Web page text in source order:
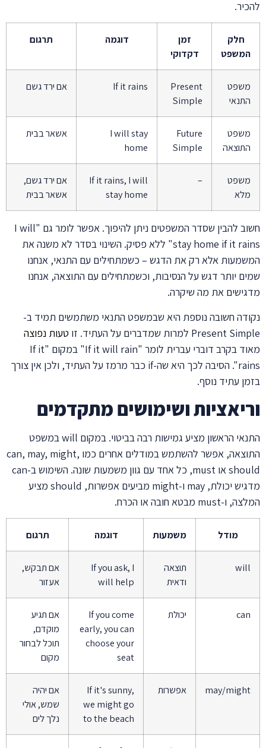
להכיר.
חלק
המשפט
זמן
דקדוקי
דוגמה תרגום
משפט
התנאי
Present
Simple
If it rains אם ירד גשם
משפט
התוצאה
Future
Simple
I will stay
home
אשאר בבית
משפט
מלא
–
If it rains, I will
stay home
אם ירד גשם,
אשאר בבית
חשוב להבין שסדר המשפטים ניתן להיפוך. אפשר לומר גם "I will
stay home if it rains" ללא פסיק. השינוי בסדר לא משנה את
המשמעות אלא רק את הדגש – כשמתחילים עם התנאי, אנחנו
שמים יותר דגש על הנסיבות, וכשמתחילים עם התוצאה, אנחנו
מדגישים את מה שיקרה.
נקודה חשובה נוספת היא שבמשפט התנאי משתמשים תמיד ב-
Present Simple למרות שמדברים על העתיד. זו
טעות נפוצה
מאוד בקרב דוברי עברית לומר "If it will rain" במקום "If it
rains". הסיבה לכך היא שה-if כבר מרמז על העתיד, ולכן אין צורך
בזמן עתיד נוסף.
וריאציות ושימושים מתקדמים
התנאי הראשון מציע גמישות רבה בביטוי. במקום will במשפט
התוצאה, אפשר להשתמש במודלים אחרים כמו can, may, might,
should או must, כל אחד עם גוון משמעות שונה. השימוש ב-can
מדגיש יכולת, may ו-might מביעים אפשרות, should מציע
המלצה, ו-must מבטא חובה או הכרח.
מודל משמעות דוגמה תרגום
will
תוצאה
ודאית
If you ask, I
will help
אם תבקש,
אעזור
can יכולת
If you come
early, you can
choose your
seat
אם תגיע
מוקדם,
תוכל לבחור
מקום
may/might אפשרות
If it's sunny,
we might go
to the beach
אם יהיה
שמש, אולי
נלך לים